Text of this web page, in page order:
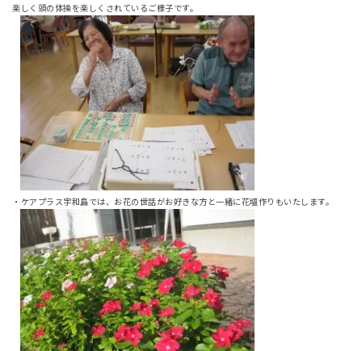
楽しく頭の体操を楽しくされているご様子です。
・ケアプラス宇和島では、お花の世話がお好きな方と一緒に花壇作りもいたします。